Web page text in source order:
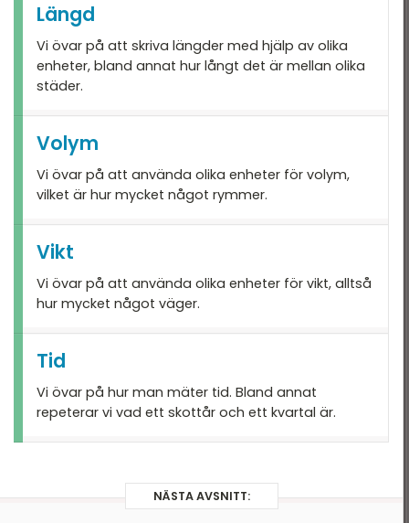
Längd
Vi övar på att skriva längder med hjälp av olika
enheter, bland annat hur långt det är mellan olika
städer.
Volym
Vi övar på att använda olika enheter för volym,
vilket är hur mycket något rymmer.
Vikt
Vi övar på att använda olika enheter för vikt, alltså
hur mycket något väger.
Tid
Vi övar på hur man mäter tid. Bland annat
repeterar vi vad ett skottår och ett kvartal är.
NÄSTA AVSNITT:
Hjälpmedel
KUL MED MATTE